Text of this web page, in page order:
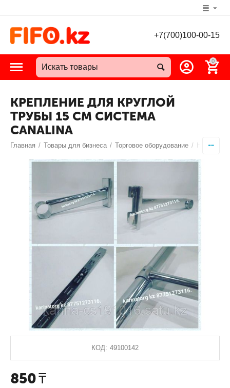
+7(700)100-00-15
0
КРЕПЛЕНИЕ ДЛЯ КРУГЛОЙ
ТРУБЫ 15 СМ СИСТЕМА
CANALINA
Главная / Товары для бизнеса / Торговое оборудование /
КОД: 49100142
850 ₸